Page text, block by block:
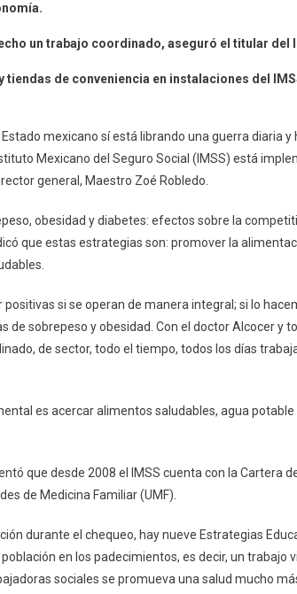
Libramos
Guerra
Diaria
Sobrepeso
Y
La
En
Dando
Zoé
un trabajo coordinado, aseguró el titular del
tiendas de conveniencia en instalaciones del
mexicano sí está librando una guerra diaria y
Mexicano del Seguro Social (IMSS) está
general, Maestro Zoé Robledo.
obesidad y diabetes: efectos sobre la
que estas estrategias son: promover la
si se operan de manera integral; si lo
de sobrepeso y obesidad. Con el doctor Alcocer y
de sector, todo el tiempo, todos los días
es acercar alimentos saludables, agua
que desde 2008 el IMSS cuenta con la Cartera
de Medicina Familiar (UMF).
durante el chequeo, hay nueve Estrategias
en los padecimientos, es decir, un trabajo
sociales se promueva una salud mucho